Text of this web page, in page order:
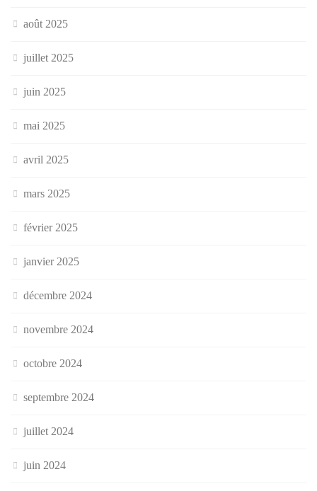
août 2025
juillet 2025
juin 2025
mai 2025
avril 2025
mars 2025
février 2025
janvier 2025
décembre 2024
novembre 2024
octobre 2024
septembre 2024
juillet 2024
juin 2024